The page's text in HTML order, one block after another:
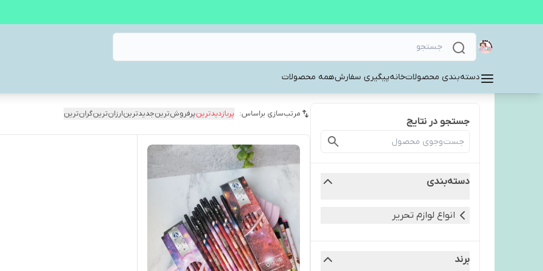
دسته‌بندی محصولاتخانهپیگیری سفارشهمه محصولات
جستجو در نتایج
دسته‌بندی
انواع لوازم تحریر
برند
مرتب‌سازی براساس: پربازدیدترینپرفروش‌ترینجدیدترینارزان‌ترینگران‌ترین